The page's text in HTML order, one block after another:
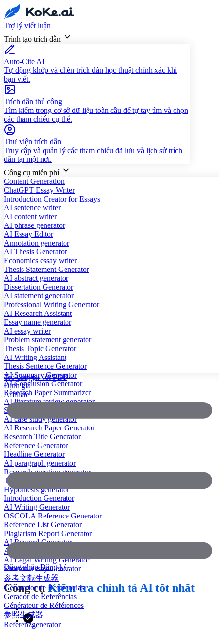
Trợ lý viết luận
Trình tạo trích dẫn
Auto-Cite AI
Tự động khớp và chèn trích dẫn học thuật chính xác khi
bạn viết.
Trích dẫn thủ công
Tìm kiếm trong cơ sở dữ liệu toàn cầu để tự tay tìm và chọn
các tham chiếu cụ thể.
Thư viện trích dẫn
Truy cập và quản lý các tham chiếu đã lưu và lịch sử trích
dẫn tại một nơi.
Công cụ miễn phí
Content Generation
ChatGPT Essay Writer
Introduction Creator for Essays
AI sentence writer
AI content writer
AI phrase generator
AI Essay Editor
Annotation generator
AI Thesis Generator
Economics essay writer
Thesis Statement Generator
AI abstract generator
Dissertation Generator
AI statement generator
Professional Writing Generator
AI Research Assistant
Essay name generator
AI essay writer
Problem statement generator
Thesis Topic Generator
AI Writing Assistant
Thesis Sentence Generator
AI Summary Generator
AI Conclusion Generator
Research Paper Summarizer
AI literature review generator
Scientific Paper Summarizer
AI case study generator
AI Research Paper Generator
Research Title Generator
Reference Generator
Headline Generator
AI paragraph generator
Research question generator
Thesis paragraph generator
Hypothesis generator
Introduction Generator
AI Writing Generator
OSCOLA Reference Generator
Reference List Generator
Plagiarism Report Generator
AI Reword Generator
AI Bullet Point Generator
AI Legal Writing Generator
Shorten Essay Generator
参考文献生成器
Generador de Referencias
Gerador de Referências
Générateur de Références
参照生成器
Referenzgenerator
Trò chuyện với PDF
Định giá
Affiliate
Đăng nhậpĐăng ký
Công cụKiểm tra chính tả AI tốt nhất